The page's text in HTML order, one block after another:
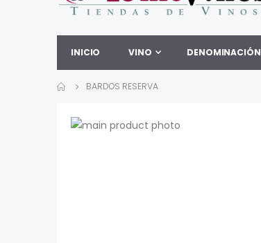
INICIO VINO DENOMINACIÓN
BARDOS RESERVA
Saltar